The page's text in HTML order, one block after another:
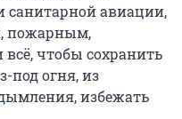
авиации,
пожарным,
всё, чтобы сохранить
под огня, из
избежать